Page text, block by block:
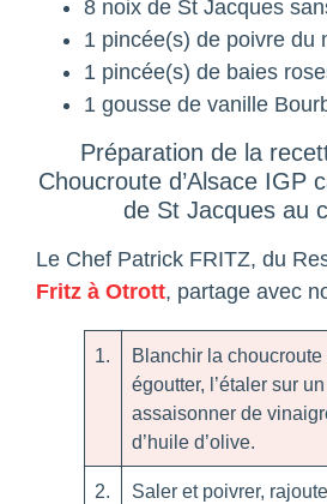
8 noix de St Jacques
1 pincée(s) de poivre du
1 pincée(s) de baies
1 gousse de vanille
Préparation de la
Choucroute d’Alsace IGP
de St Jacques au
Le Chef Patrick FRITZ, du
Fritz à Otrott, partage avec
1.
Blanchir la choucroute
égoutter, l’étaler sur
assaisonner de
d’huile d’olive.
2.
Saler et poivrer,